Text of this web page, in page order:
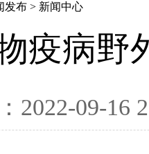
发布 > 新闻中心
疫病野
2022-09-16